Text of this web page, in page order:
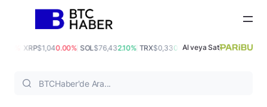
XRP$1,040.00% SOL$76,432.10% TRX$0,330.60% DOGE$0,07-0.50%
Al veya Sat